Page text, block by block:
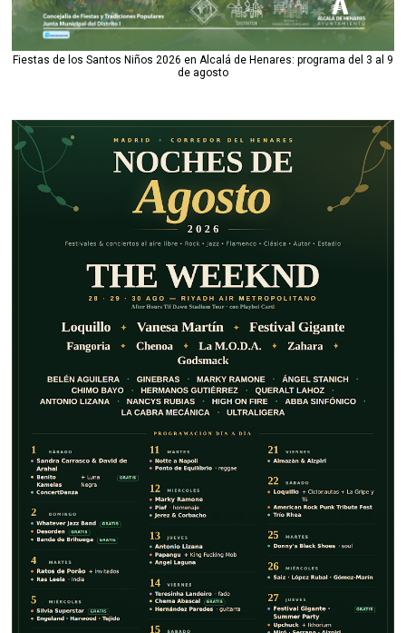
Fiestas de los Santos Niños 2026 en Alcalá de Henares: programa del 3 al 9
de agosto